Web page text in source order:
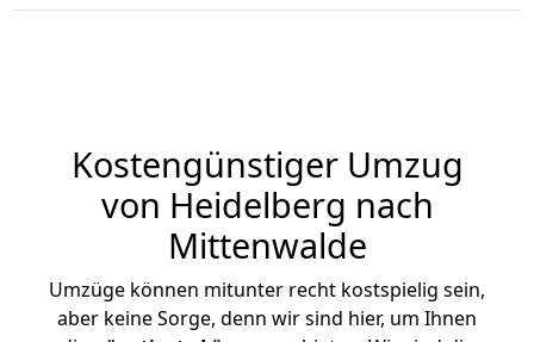
Kostengünstiger Umzug
von Heidelberg nach
Mittenwalde
Umzüge können mitunter recht kostspielig sein,
aber keine Sorge, denn wir sind hier, um Ihnen